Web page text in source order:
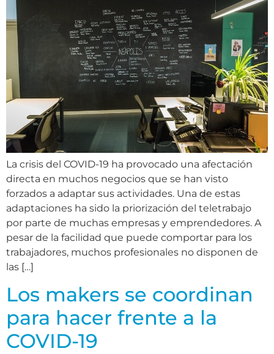
La crisis del COVID-19 ha provocado una afectación
directa en muchos negocios que se han visto
forzados a adaptar sus actividades. Una de estas
adaptaciones ha sido la priorización del teletrabajo
por parte de muchas empresas y emprendedores. A
pesar de la facilidad que puede comportar para los
trabajadores, muchos profesionales no disponen de
las […]
Los makers se coordinan
para hacer frente a la
COVID-19